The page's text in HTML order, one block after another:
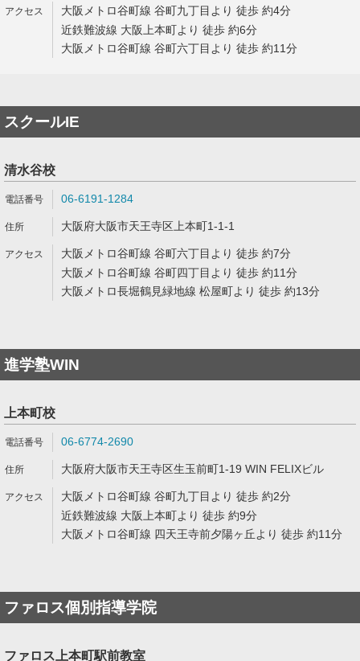
大阪メトロ谷町線 谷町九丁目より 徒歩 約4分
近鉄難波線 大阪上本町より 徒歩 約6分
大阪メトロ谷町線 谷町六丁目より 徒歩 約11分
スクールIE
清水谷校
06-6191-1284
大阪府大阪市天王寺区上本町1-1-1
大阪メトロ谷町線 谷町六丁目より 徒歩 約7分
大阪メトロ谷町線 谷町四丁目より 徒歩 約11分
大阪メトロ長堀鶴見緑地線 松屋町より 徒歩 約13分
進学塾WIN
上本町校
06-6774-2690
大阪府大阪市天王寺区生玉前町1-19 WIN FELIXビル
大阪メトロ谷町線 谷町九丁目より 徒歩 約2分
近鉄難波線 大阪上本町より 徒歩 約9分
大阪メトロ谷町線 四天王寺前夕陽ヶ丘より 徒歩 約11分
ファロス個別指導学院
ファロス上本町駅前教室